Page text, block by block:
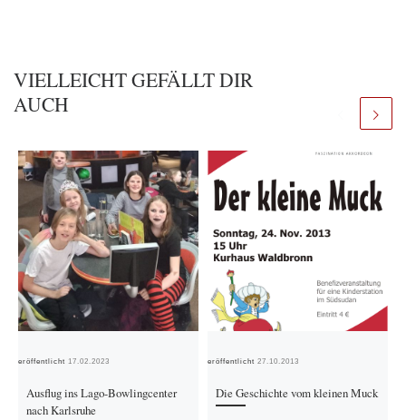
VIELLEICHT GEFÄLLT DIR
AUCH
Veröffentlicht17.02.2023
Ausflug ins Lago-Bowlingcenter
nach Karlsruhe
Veröffentlicht27.10.2013
Die Geschichte vom kleinen Muck